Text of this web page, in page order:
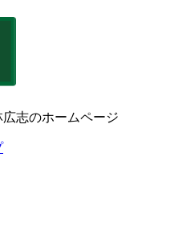
志のホームページ